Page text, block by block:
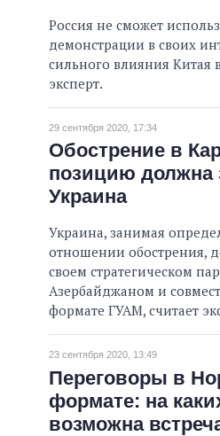
Россия не сможет
демонстрации в своих
сильного влияния Китая
эксперт.
29 сентября 2020, 17:34
Обострение в
позицию должна
Украина
Украина, занимая
отношении обострения,
своем стратегическом
Азербайджаном и
формате ГУАМ, считает
23 сентября 2020, 13:49
Переговоры в
формате: на
возможна